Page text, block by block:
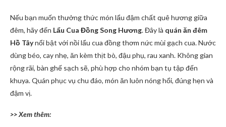
Nếu bạn muốn thưởng thức món lẩu đậm chất quê hương giữa
đêm, hãy đến Lẩu Cua Đồng Song Hương. Đây là quán ăn đêm
Hồ Tâynổi bật với nồi lẩu cua đồng thơm nức mùi gạch cua. Nước
dùng béo, cay nhẹ, ăn kèm thịt bò, đậu phụ, rau xanh. Không gian
rộng rãi, bàn ghế sạch sẽ, phù hợp cho nhóm bạn tụ tập đến
khuya. Quán phục vụ chu đáo, món ăn luôn nóng hổi, đúng hẹn và
đậm vị.
>> Xem thêm: